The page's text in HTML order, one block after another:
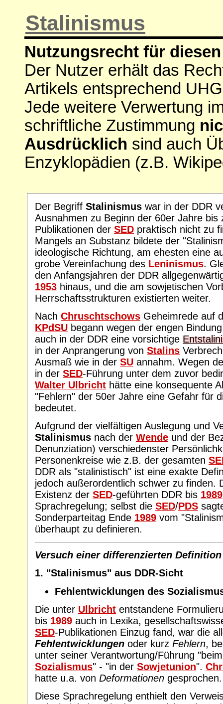
Stalinismus
Nutzungsrecht für
Der Nutzer erhält das
Artikels entsprechend
Jede weitere Verwertung
schriftliche Zustimmung
Ausdrücklich sind auch
Enzyklopädien (z.B.
Der Begriff Stalinismus war in der DDR
Ausnahmen zu Beginn der 60er Jahre
Publikationen der SED praktisch nicht zu
Mangels an Substanz bildete der
ideologische Richtung, am ehesten eine
grobe Vereinfachung des Leninismus.
den Anfangsjahren der DDR
1953 hinaus, und die am sowjetischen
Herrschaftsstrukturen existierten weiter.
Nach Chruschtschows Geheimrede auf
KPdSU begann wegen der engen
auch in der DDR eine vorsichtige
in der Anprangerung von Stalins
Ausmaß wie in der SU annahm. Wegen
in der SED-Führung unter dem zuvor
Walter Ulbricht hätte eine konsequente
"Fehlern" der 50er Jahre eine Gefahr für
bedeutet.
Aufgrund der vielfältigen Auslegung und
Stalinismus nach der Wende und der
Denunziation) verschiedenster
Personenkreise wie z.B. der gesamten
DDR als "stalinistisch" ist eine exakte
jedoch außerordentlich schwer zu finden.
Existenz der SED-geführten DDR bis 1989
Sprachregelung; selbst die SED/PDS
Sonderparteitag Ende 1989 vom
überhaupt zu definieren.
Versuch einer differenzierten Definition
1. "Stalinismus" aus DDR-Sicht
Fehlentwicklungen des
Die unter Ulbricht entstandene
bis 1989 auch in Lexika,
SED-Publikationen Einzug fand, war die
Fehlentwicklungen oder kurz Fehlern,
unter seiner Verantwortung/Führung
Sozialismus" - "in der Sowjetunion".
hatte u.a. von Deformationen gesprochen.
Diese Sprachregelung enthielt den